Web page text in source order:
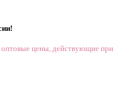
оптовые цены, действующие при